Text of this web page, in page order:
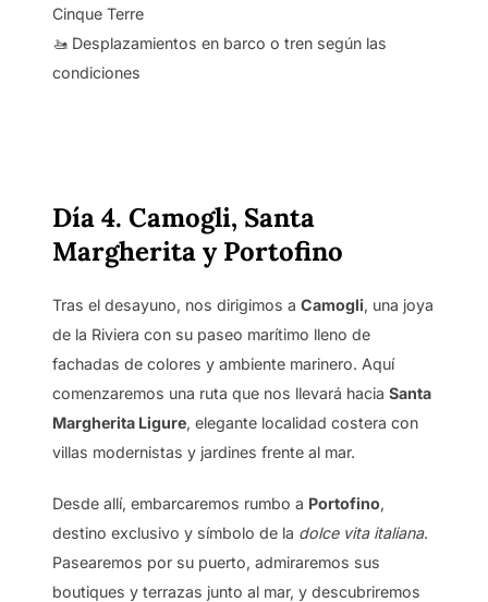
Cinque Terre
🚤 Desplazamientos en barco o tren según las
condiciones
Día 4. Camogli, Santa
Margherita y Portofino
Tras el desayuno, nos dirigimos a Camogli, una joya
de la Riviera con su paseo marítimo lleno de
fachadas de colores y ambiente marinero. Aquí
comenzaremos una ruta que nos llevará hacia Santa
Margherita Ligure, elegante localidad costera con
villas modernistas y jardines frente al mar.
Desde allí, embarcaremos rumbo a Portofino,
destino exclusivo y símbolo de la dolce vita italiana.
Pasearemos por su puerto, admiraremos sus
boutiques y terrazas junto al mar, y descubriremos